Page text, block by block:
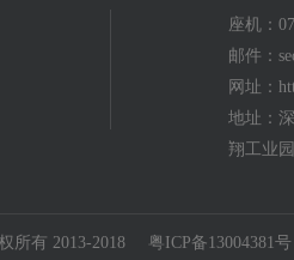
座机：
邮件：
网址：
地址：
翔工业
所有 2013-2018 粤ICP备13004381号